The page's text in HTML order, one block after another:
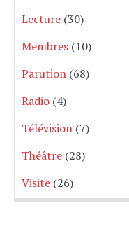
Lecture (30)
Membres (10)
Parution (68)
Radio (4)
Télévision (7)
Théâtre (28)
Visite (26)